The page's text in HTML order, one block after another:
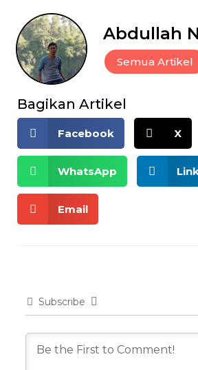
Abdullah
Semua Artikel
Bagikan Artikel
Facebook X
WhatsApp
Email
Subscribe